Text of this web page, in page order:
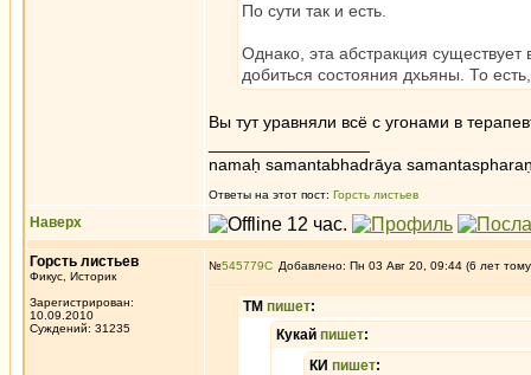
По сути так и есть.
Однако, эта абстракция
добиться состояния дхьяны. То
Вы тут уравняли всё с угонами в
namaḥ samantabhadrāya
Ответы на этот пост: Горсть листьев
Наверх
Горсть листьев
Фикус, Историк
Зарегистрирован:
10.09.2010
Суждений: 31235
№545779 Добавлено: Пн 03 Авг 20, 09:44 (6 лет
ТМ пишет:
Кукай пишет:
КИ пишет: